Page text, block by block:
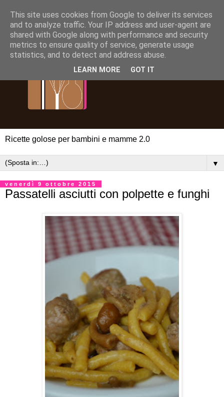
Ricette golose per bambini e mamme 2.0
▼
venerdì 9 ottobre 2015
Passatelli asciutti con polpette e funghi
This site uses cookies from Google to deliver its services
and to analyze traffic. Your IP address and user-agent are
shared with Google along with performance and security
metrics to ensure quality of service, generate usage
statistics, and to detect and address abuse.
LEARN MORE GOT IT